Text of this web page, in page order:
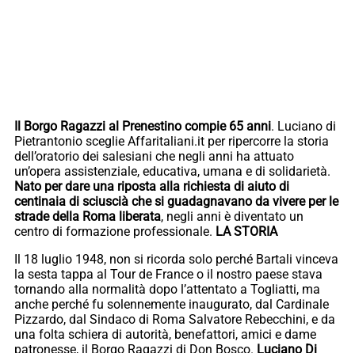
Il Borgo Ragazzi al Prenestino compie 65 anni. Luciano di
Pietrantonio sceglie Affaritaliani.it per ripercorre la storia
dell’oratorio dei salesiani che negli anni ha attuato
un’opera assistenziale, educativa, umana e di solidarietà.
Nato per dare una riposta alla richiesta di aiuto di
centinaia di sciuscià che si guadagnavano da vivere per le
strade della Roma liberata, negli anni è diventato un
centro di formazione professionale. LA STORIA
Il 18 luglio 1948, non si ricorda solo perché Bartali vinceva
la sesta tappa al Tour de France o il nostro paese stava
tornando alla normalità dopo l’attentato a Togliatti, ma
anche perché fu solennemente inaugurato, dal Cardinale
Pizzardo, dal Sindaco di Roma Salvatore Rebecchini, e da
una folta schiera di autorità, benefattori, amici e dame
patronesse, il Borgo Ragazzi di Don Bosco. Luciano Di